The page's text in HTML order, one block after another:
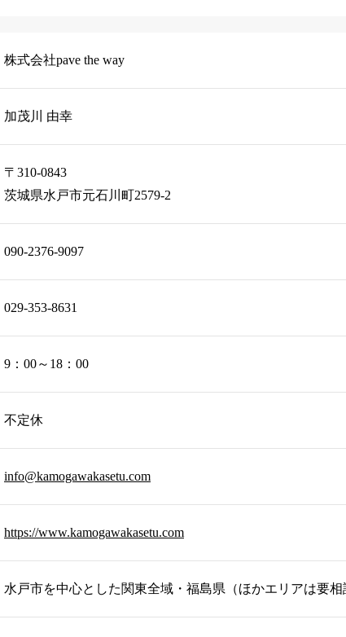
株式会社pave the way
加茂川 由幸
〒310-0843
茨城県水戸市元石川町2579-2
090-2376-9097
029-353-8631
9：00～18：00
不定休
info@kamogawakasetu.com
https://www.kamogawakasetu.com
水戸市を中心とした関東全域・福島県（ほかエリアは要相